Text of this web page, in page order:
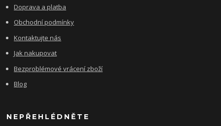
Doprava a platba
Obchodní podmínky
Kontaktujte nás
Jak nakupovat
Bezproblémové vrácení zboží
Blog
NEPŘEHLÉDNĚTE